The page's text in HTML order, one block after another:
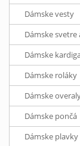
Dámske vesty
Dámske
Dámske
Dámske roláky
Dámske
Dámske pončá
Dámske plavky